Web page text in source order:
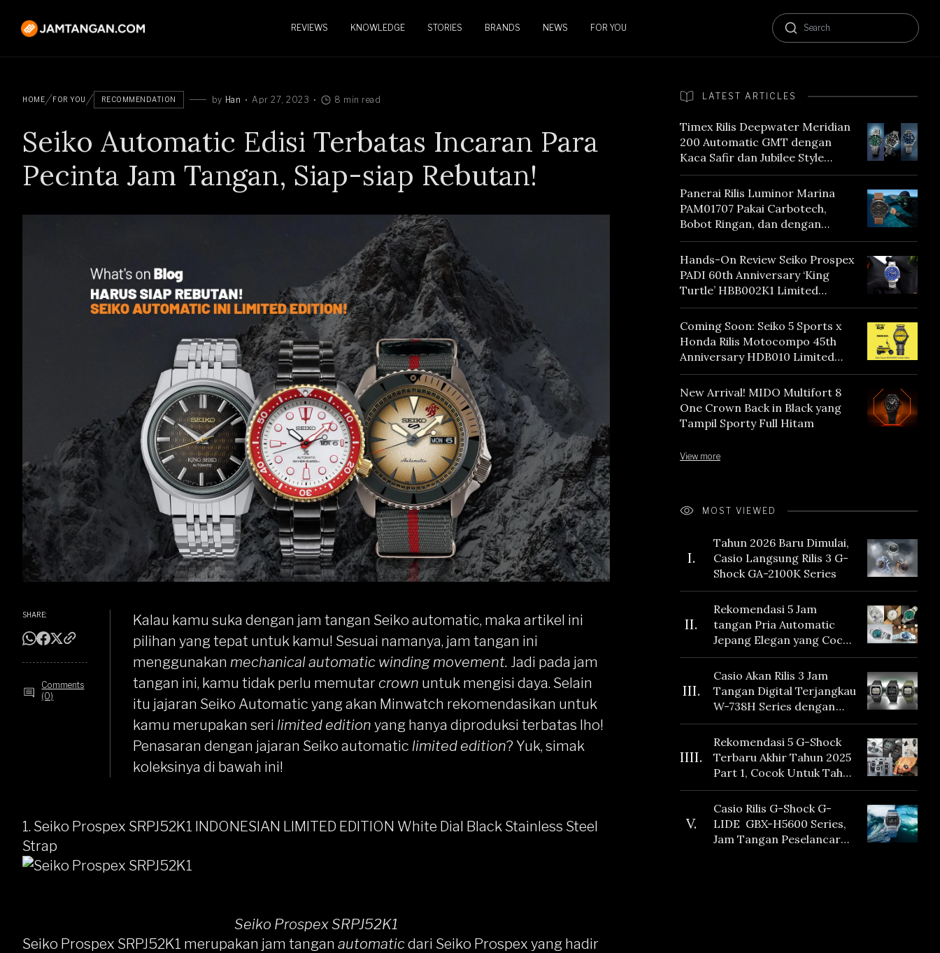
REVIEWS KNOWLEDGE STORIES BRANDS NEWS FOR YOU
HOME FOR YOU RECOMMENDATION by Han Apr 27, 2023 8 min read
Seiko Automatic Edisi Terbatas Incaran Para
Pecinta Jam Tangan, Siap-siap Rebutan!
SHARE:
Comments
(0)
Kalau kamu suka dengan jam tangan Seiko automatic, maka artikel ini
pilihan yang tepat untuk kamu! Sesuai namanya, jam tangan ini
menggunakan mechanical automatic winding movement. Jadi pada jam
tangan ini, kamu tidak perlu memutar crown untuk mengisi daya. Selain
itu jajaran Seiko Automatic yang akan Minwatch rekomendasikan untuk
kamu merupakan seri limited edition yang hanya diproduksi terbatas lho!
Penasaran dengan jajaran Seiko automatic limited edition? Yuk, simak
koleksinya di bawah ini!
1. Seiko Prospex SRPJ52K1 INDONESIAN LIMITED EDITION White Dial Black Stainless Steel
Strap
Seiko Prospex SRPJ52K1
Seiko Prospex SRPJ52K1 merupakan jam tangan automaticdari Seiko Prospex yang hadir
LATEST ARTICLES
Timex Rilis Deepwater Meridian
200 Automatic GMT dengan
Kaca Safir dan Jubilee Style
Bracelet
Panerai Rilis Luminor Marina
PAM01707 Pakai Carbotech,
Bobot Ringan, dan dengan
Vintage Vibes
Hands-On Review Seiko Prospex
PADI 60th Anniversary ‘King
Turtle’ HBB002K1 Limited
Edition
Coming Soon: Seiko 5 Sports x
Honda Rilis Motocompo 45th
Anniversary HDB010 Limited
Edition
New Arrival! MIDO Multifort 8
One Crown Back in Black yang
Tampil Sporty Full Hitam
View more
MOST VIEWED
I.
Tahun 2026 Baru Dimulai,
Casio Langsung Rilis 3 G-
Shock GA-2100K Series
II.
Rekomendasi 5 Jam
tangan Pria Automatic
Jepang Elegan yang Cocok
Dikoleksi di 2026
III.
Casio Akan Rilis 3 Jam
Tangan Digital Terjangkau
W-738H Series dengan
Masa Baterai 10 Tahun
dan Fitur Vibration
IIII.
Rekomendasi 5 G-Shock
Terbaru Akhir Tahun 2025
Part 1, Cocok Untuk Tahun
Baru!
V.
Casio Rilis G-Shock G-
LIDE GBX-H5600 Series,
Jam Tangan Peselancar